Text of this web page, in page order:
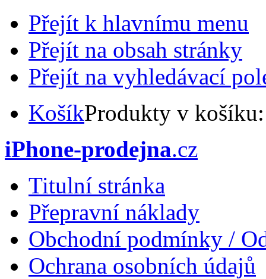
Přejít k hlavnímu menu
Přejít na obsah stránky
Přejít na vyhledávací
KošíkProdukty v
iPhone-prodejna.cz
Titulní stránka
Přepravní náklady
Obchodní podmínky /
Ochrana osobních údajů